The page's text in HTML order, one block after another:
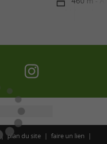
plan du site
faire un lien